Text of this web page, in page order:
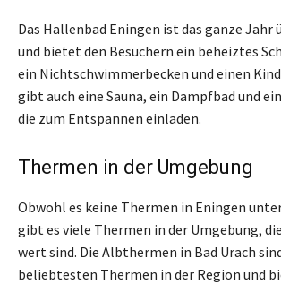
Das Hallenbad Eningen ist das ganze Jahr
und bietet den Besuchern ein beheiztes
ein Nichtschwimmerbecken und einen
gibt auch eine Sauna, ein Dampfbad und
die zum Entspannen einladen.
Thermen in der Umgebung
Obwohl es keine Thermen in Eningen
gibt es viele Thermen in der Umgebung,
wert sind. Die Albthermen in Bad Urach
beliebtesten Thermen in der Region und